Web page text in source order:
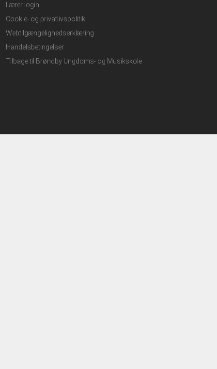
Lærer login
Cookie- og privatlivspolitik
Webtilgængelighedserklæring
Handelsbetingelser
Tilbage til Brøndby Ungdoms- og Musikskole